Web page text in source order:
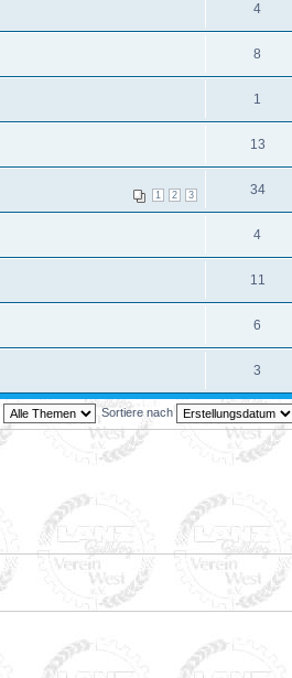
4
8
1
13
1 2 3 34
4
11
6
3
Sortiere nach